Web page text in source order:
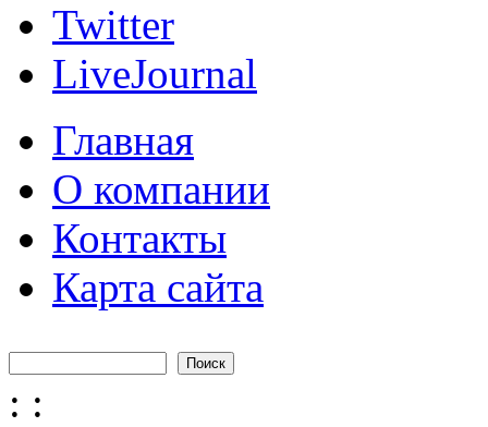
Twitter
LiveJournal
Главная
О компании
Контакты
Карта сайта
Форма поиска
: :